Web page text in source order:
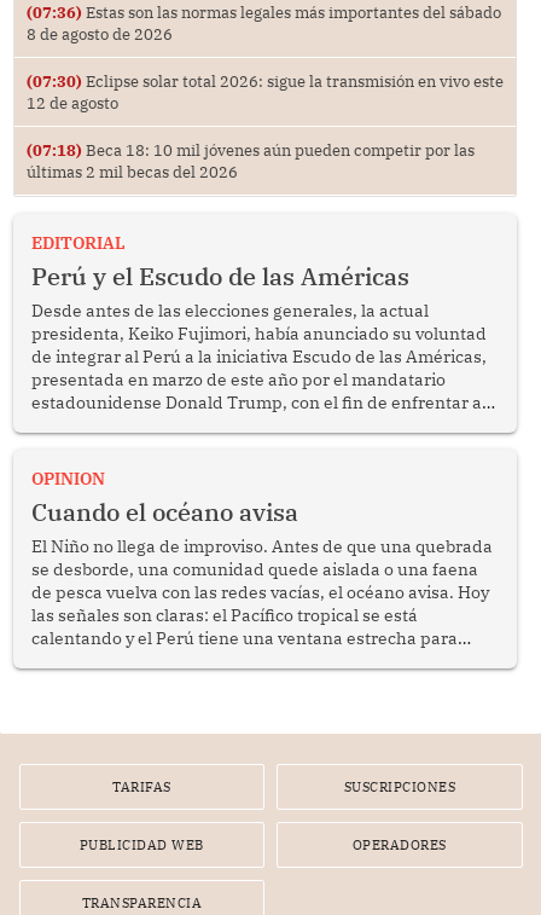
(07:36) Estas son las normas legales más importantes del sábado
8 de agosto de 2026
(07:30) Eclipse solar total 2026: sigue la transmisión en vivo este
12 de agosto
(07:18) Beca 18: 10 mil jóvenes aún pueden competir por las
últimas 2 mil becas del 2026
EDITORIAL
Perú y el Escudo de las Américas
Desde antes de las elecciones generales, la actual
presidenta, Keiko Fujimori, había anunciado su voluntad
de integrar al Perú a la iniciativa Escudo de las Américas,
presentada en marzo de este año por el mandatario
estadounidense Donald Trump, con el fin de enfrentar al
OPINION
Cuando el océano avisa
El Niño no llega de improviso. Antes de que una quebrada
se desborde, una comunidad quede aislada o una faena
de pesca vuelva con las redes vacías, el océano avisa. Hoy
las señales son claras: el Pacífico tropical se está
calentando y el Perú tiene una ventana estrecha para
TARIFAS SUSCRIPCIONES
PUBLICIDAD WEB OPERADORES
TRANSPARENCIA